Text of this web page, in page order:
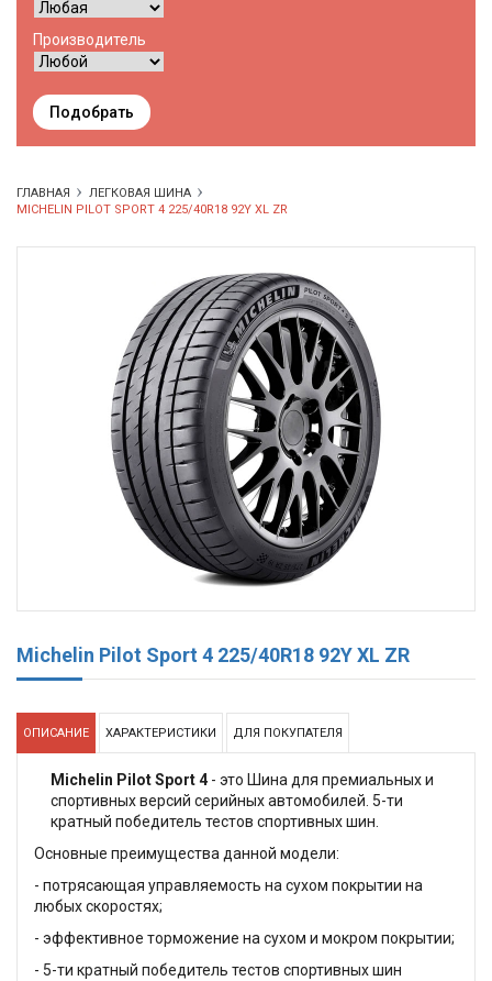
Производитель
Подобрать
ГЛАВНАЯ
ЛЕГКОВАЯ ШИНА
MICHELIN PILOT SPORT 4 225/40R18 92Y XL ZR
Michelin Pilot Sport 4 225/40R18 92Y XL ZR
ОПИСАНИЕ ХАРАКТЕРИСТИКИ ДЛЯ ПОКУПАТЕЛЯ
Michelin Pilot Sport 4 - это Шина для премиальных и
спортивных версий серийных автомобилей. 5-ти
кратный победитель тестов спортивных шин.
Основные преимущества данной модели:
- потрясающая управляемость на сухом покрытии на
любых скоростях;
- эффективное торможение на сухом и мокром покрытии;
- 5-ти кратный победитель тестов спортивных шин